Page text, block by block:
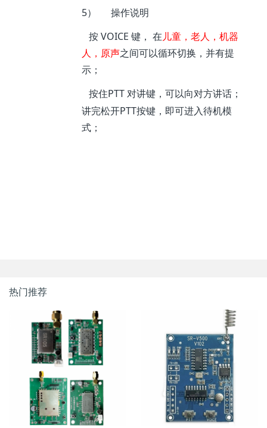
5） 操作说明
按 VOICE 键， 在 儿童，老人，机器
人，原声之间可以循环切换，并有提
示；
按住PTT 对讲键，可以向对方讲话；
讲完松开PTT按键，即可进入待机模
式；
热门推荐